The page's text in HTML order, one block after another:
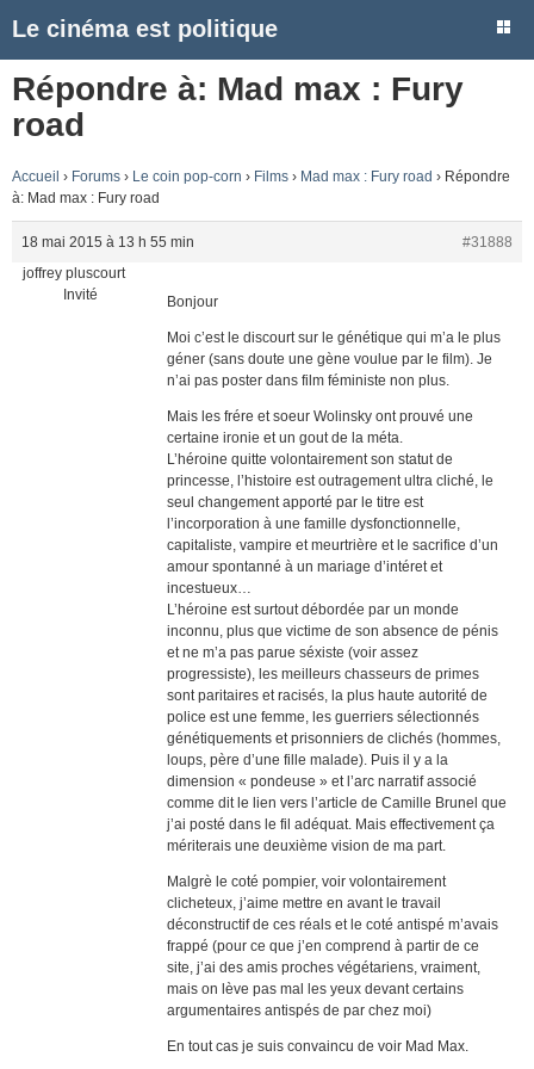
Le cinéma est politique
Répondre à: Mad max : Fury
road
Accueil › Forums › Le coin pop-corn › Films › Mad max : Fury road › Répondre
à: Mad max : Fury road
18 mai 2015 à 13 h 55 min
#31888
joffrey pluscourt
Invité
Bonjour
Moi c’est le discourt sur le génétique qui m’a le plus
géner (sans doute une gène voulue par le film). Je
n’ai pas poster dans film féministe non plus.
Mais les frére et soeur Wolinsky ont prouvé une
certaine ironie et un gout de la méta.
L’héroine quitte volontairement son statut de
princesse, l’histoire est outragement ultra cliché, le
seul changement apporté par le titre est
l’incorporation à une famille dysfonctionnelle,
capitaliste, vampire et meurtrière et le sacrifice d’un
amour spontanné à un mariage d’intéret et
incestueux…
L’héroine est surtout débordée par un monde
inconnu, plus que victime de son absence de pénis
et ne m’a pas parue séxiste (voir assez
progressiste), les meilleurs chasseurs de primes
sont paritaires et racisés, la plus haute autorité de
police est une femme, les guerriers sélectionnés
génétiquements et prisonniers de clichés (hommes,
loups, père d’une fille malade). Puis il y a la
dimension « pondeuse » et l’arc narratif associé
comme dit le lien vers l’article de Camille Brunel que
j’ai posté dans le fil adéquat. Mais effectivement ça
mériterais une deuxième vision de ma part.
Malgrè le coté pompier, voir volontairement
clicheteux, j’aime mettre en avant le travail
déconstructif de ces réals et le coté antispé m’avais
frappé (pour ce que j’en comprend à partir de ce
site, j’ai des amis proches végétariens, vraiment,
mais on lève pas mal les yeux devant certains
argumentaires antispés de par chez moi)
En tout cas je suis convaincu de voir Mad Max.